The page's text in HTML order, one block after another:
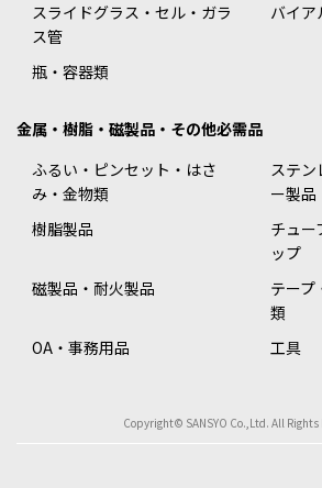
スライドグラス・セル・ガラ
ス管
バイア
瓶・容器類
金属・樹脂・磁製品・その他必需品
ふるい・ピンセット・はさ
み・金物類
ステン
ー製品
樹脂製品
チュー
ップ
磁製品・耐火製品
テープ
類
OA・事務用品
工具
Copyright© SANSYO Co.,Ltd. All Rights